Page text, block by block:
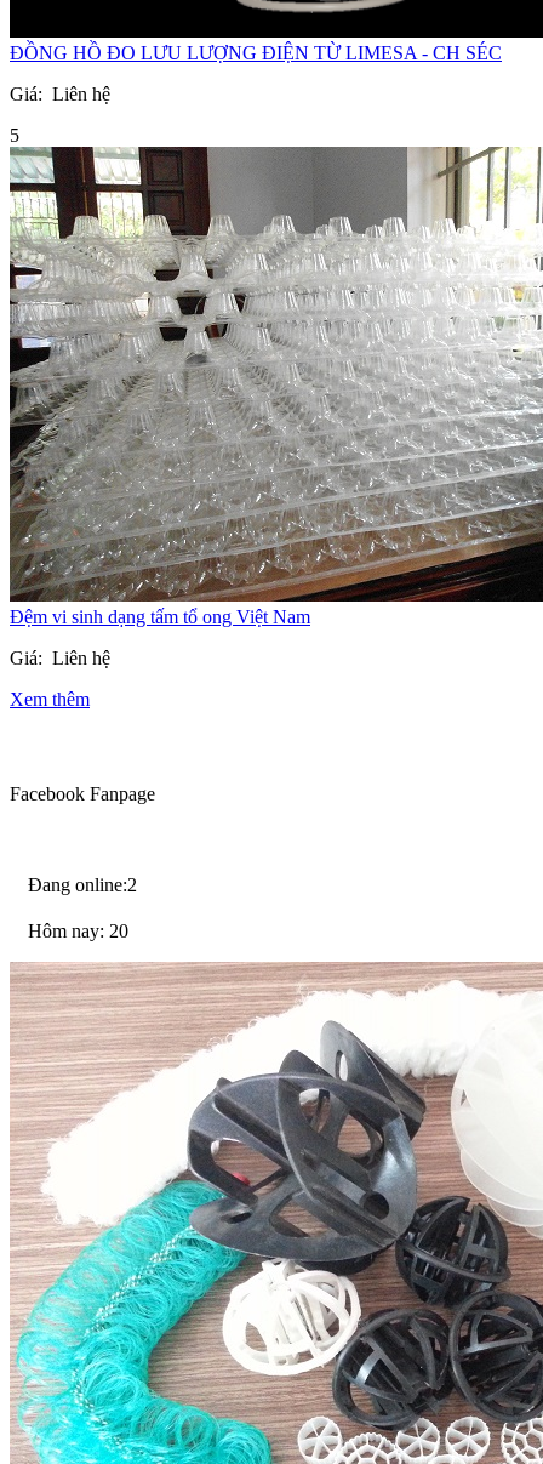
ĐỒNG HỒ ĐO LƯU LƯỢNG ĐIỆN TỪ LIMESA - CH SÉC
Giá: Liên hệ
5
Đệm vi sinh dạng tấm tổ ong Việt Nam
Giá: Liên hệ
Xem thêm
Facebook Fanpage
Đang online:2
Hôm nay: 20